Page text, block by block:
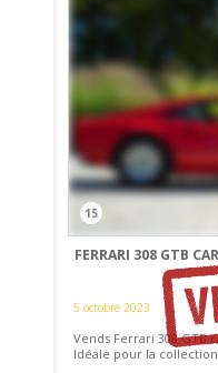
15
FERRARI 308 GTB
5 octobre 2023
Vends Ferrari 308 GTB
Idéale pour la collection.